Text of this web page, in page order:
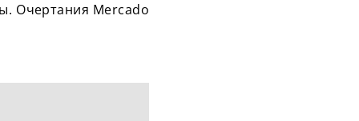
Очертания Mercado